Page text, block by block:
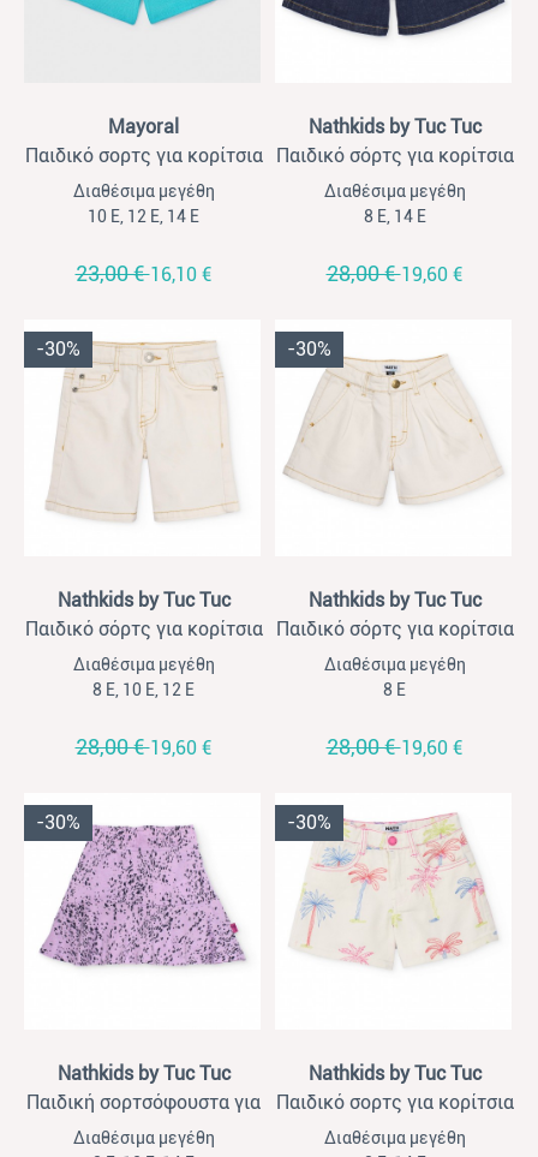
Mayoral
Παιδικό σορτς για κορίτσια
Mayoral γαλάζιο
Διαθέσιμα μεγέθη
10 Ε, 12 Ε, 14 Ε
23,00 €16,10 €
Nathkids by Tuc Tuc
Παιδικό σόρτς για κορίτσια
Nathkids τζιν μπλε σκούρο
Διαθέσιμα μεγέθη
8 Ε, 14 Ε
28,00 €19,60 €
-30%
Nathkids by Tuc Tuc
Παιδικό σόρτς για κορίτσια
Nathkids εκρού τζίν
Διαθέσιμα μεγέθη
8 Ε, 10 Ε, 12 Ε
28,00 €19,60 €
-30%
Nathkids by Tuc Tuc
Παιδικό σόρτς για κορίτσια
Nathkids εκρού τζιν
Διαθέσιμα μεγέθη
8 Ε
28,00 €19,60 €
-30%
Nathkids by Tuc Tuc
Παιδική σορτσόφουστα για
κορίτσια Nathkids μωβ
Διαθέσιμα μεγέθη
-30%
Nathkids by Tuc Tuc
Παιδικό σορτς για κορίτσια
Nathkids άσπρο
Διαθέσιμα μεγέθη